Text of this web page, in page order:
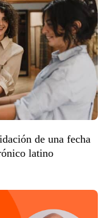
de una fecha
latino